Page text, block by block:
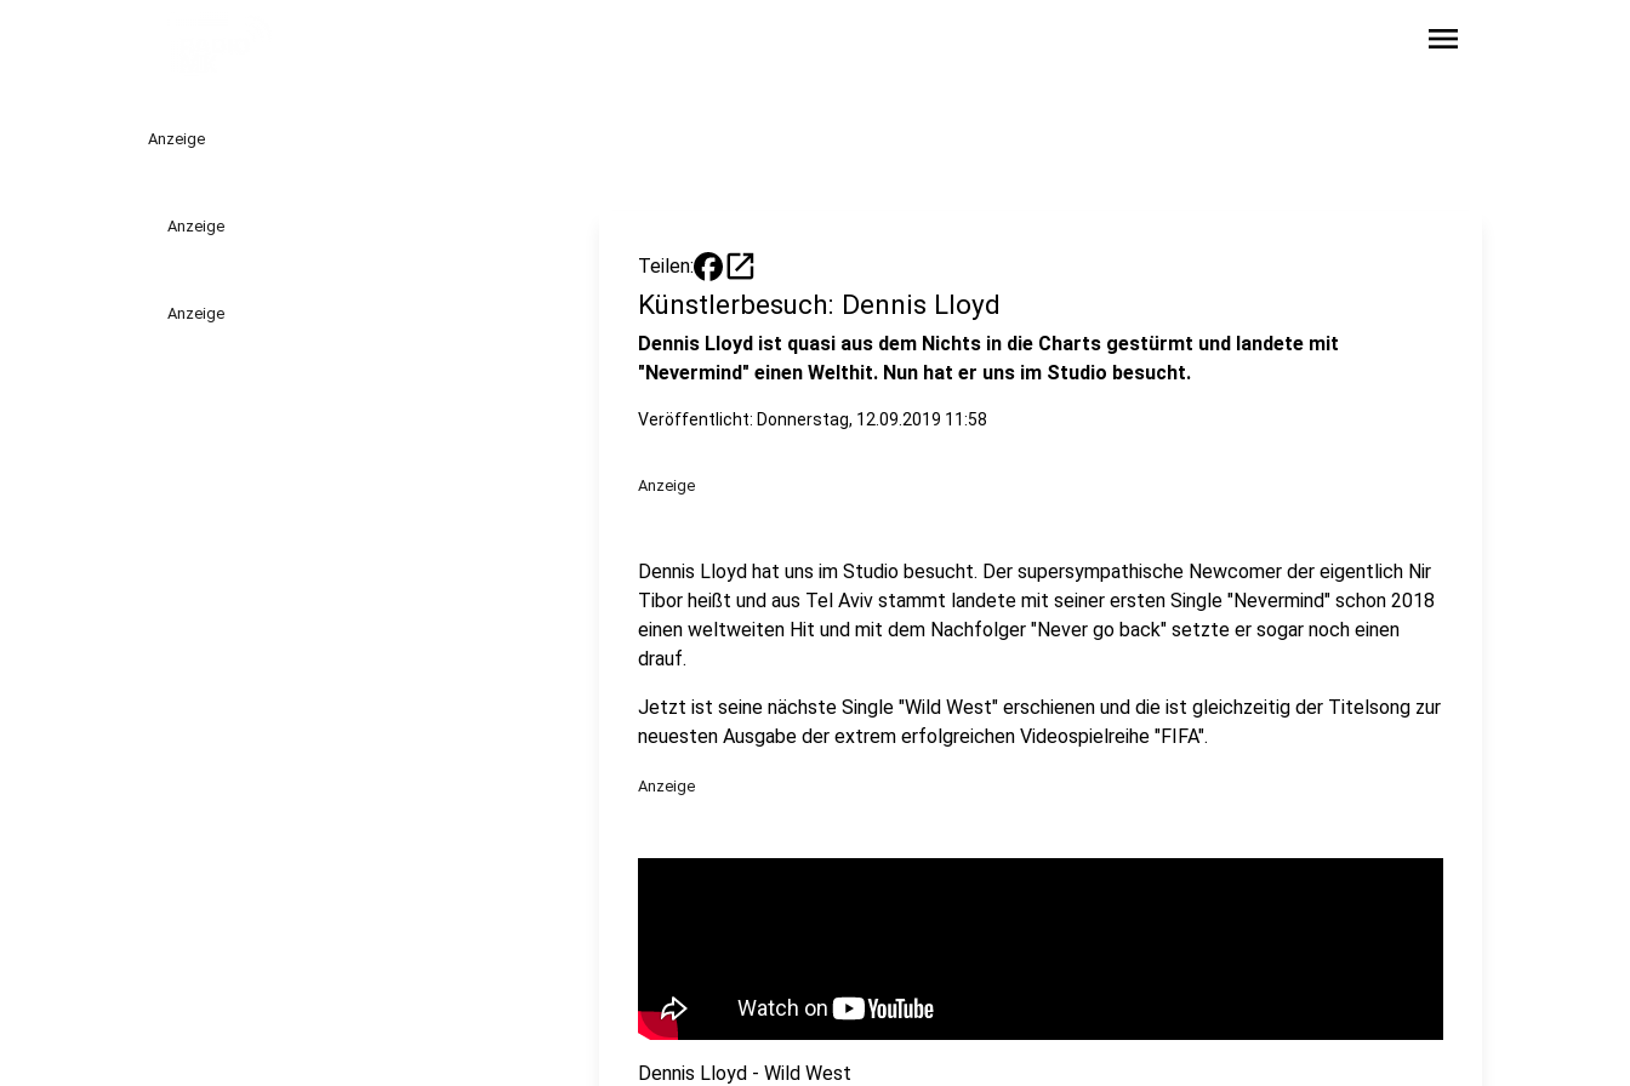
menu
Anzeige
Anzeige
Anzeige
Teilen: open_in_new
Künstlerbesuch: Dennis Lloyd
Dennis Lloyd ist quasi aus dem Nichts in die Charts gestürmt und landete mit
"Nevermind" einen Welthit. Nun hat er uns im Studio besucht.
Veröffentlicht: Donnerstag, 12.09.2019 11:58
Anzeige
Dennis Lloyd hat uns im Studio besucht. Der supersympathische Newcomer der eigentlich Nir
Tibor heißt und aus Tel Aviv stammt landete mit seiner ersten Single "Nevermind" schon 2018
einen weltweiten Hit und mit dem Nachfolger "Never go back" setzte er sogar noch einen
drauf.
Jetzt ist seine nächste Single "Wild West" erschienen und die ist gleichzeitig der Titelsong zur
neuesten Ausgabe der extrem erfolgreichen Videospielreihe "FIFA".
Anzeige
Dennis Lloyd - Wild West